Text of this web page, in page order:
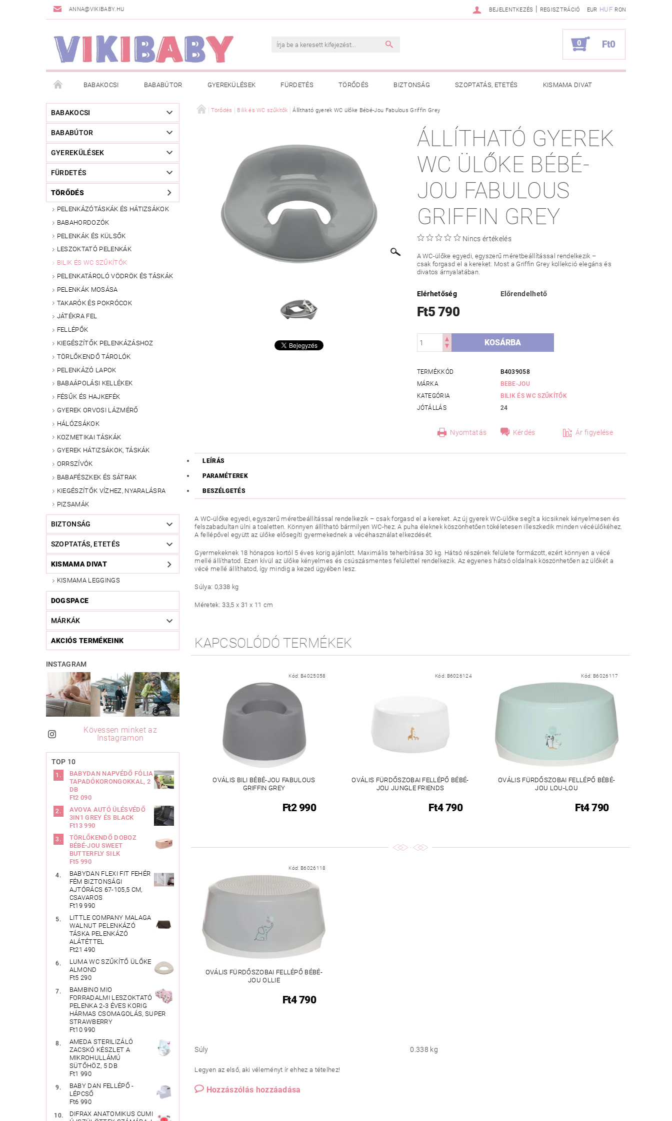
ANNA@VIKIBABY.HU EUR HUF RON
BEJELENTKEZÉS | REGISZTRÁCIÓ
0 Ft0
BABAKOCSI BABABÚTOR GYEREKÜLÉSEK FÜRDETÉS TÖRŐDÉS BIZTONSÁG SZOPTATÁS, ETETÉS KISMAMA DIVAT
DOGSPACE AKCIÓS TERMÉKEINK VÁSÁRLÁSI FELTÉTELEK ADATKEZELÉSI TÁJÉKOZTATÓ
TÖRZSVÁSÁRLÓI PROGRAM RÓLUNK HASZNOS TANÁCSOK RENDELÉSEM
BABAKOCSI
BABABÚTOR
GYEREKÜLÉSEK
FÜRDETÉS
TÖRŐDÉS
PELENKÁZÓTÁSKÁK ÉS HÁTIZSÁKOK
BABAHORDOZÓK
PELENKÁK ÉS KÜLSŐK
LESZOKTATÓ PELENKÁK
BILIK ÉS WC SZŰKÍTŐK
PELENKATÁROLÓ VÖDRÖK ÉS TÁSKÁK
PELENKÁK MOSÁSA
TAKARÓK ÉS POKRÓCOK
JÁTÉKRA FEL
FELLÉPŐK
KIEGÉSZÍTŐK PELENKÁZÁSHOZ
TÖRLŐKENDŐ TÁROLÓK
PELENKÁZÓ LAPOK
BABAÁPOLÁSI KELLÉKEK
FÉSŰK ÉS HAJKEFÉK
GYEREK ORVOSI LÁZMÉRŐ
HÁLÓZSÁKOK
KOZMETIKAI TÁSKÁK
GYEREK HÁTIZSÁKOK, TÁSKÁK
ORRSZÍVÓK
BABAFÉSZKEK ÉS SÁTRAK
KIEGÉSZÍTŐK VÍZHEZ, NYARALÁSRA
PIZSAMÁK
BIZTONSÁG
SZOPTATÁS, ETETÉS
KISMAMA DIVAT
KISMAMA LEGGINGS
DOGSPACE
MÁRKÁK
AKCIÓS TERMÉKEINK
INSTAGRAM
Kövessen minket az
Instagramon
TOP 10
BABYDAN NAPVÉDŐ FÓLIA
TAPADÓKORONGOKKAL, 2
DB
Ft2 090
AVOVA AUTÓ ÜLÉSVÉDŐ
3IN1 GREY ÉS BLACK
Ft13 990
TÖRLŐKENDŐ DOBOZ
BÉBÉ-JOU SWEET
BUTTERFLY SILK
Ft5 990
BABYDAN FLEXI FIT FEHÉR
FÉM BIZTONSÁGI
AJTÓRÁCS 67-105,5 CM,
CSAVAROS
Ft19 990
LITTLE COMPANY MALAGA
WALNUT PELENKÁZÓ
TÁSKA PELENKÁZÓ
ALÁTÉTTEL
Ft21 490
LUMA WC SZŰKÍTŐ ÜLŐKE
ALMOND
Ft5 290
BAMBINO MIO
FORRADALMI LESZOKTATÓ
PELENKA 2-3 ÉVES KORIG
HÁRMAS CSOMAGOLÁS, SUPER
STRAWBERRY
Ft10 990
AMEDA STERILIZÁLÓ
ZACSKÓ KÉSZLET A
MIKROHULLÁMÚ
SÜTŐHÖZ, 5 DB
Ft1 990
BABY DAN FELLÉPŐ -
LÉPCSŐ
Ft6 990
DIFRAX ANATOMIKUS CUMI
Törődés Bilik és WC szűkítők Állítható gyerek WC ülőke Bébé-Jou Fabulous Griffin Grey
ÁLLÍTHATÓ GYEREK
WC ÜLŐKE BÉBÉ-
JOU FABULOUS
GRIFFIN GREY
Nincs értékelés
A WC-ülőke egyedi, egyszerű méretbeállítással rendelkezik –
csak forgasd el a kereket. Most a Griffin Grey kollekció elegáns és
divatos árnyalatában.
Elérhetőség Előrendelhető
Ft5 790
TERMÉKKÓD
B4039058
MÁRKA
BEBE-JOU
KATEGÓRIA
BILIK ÉS WC SZŰKÍTŐK
JÓTÁLLÁS
24
Nyomtatás Kérdés Ár figyelése
LEÍRÁS
PARAMÉTEREK
BESZÉLGETÉS
A WC-ülőke egyedi, egyszerű méretbeállítással rendelkezik – csak forgasd el a kereket. Az új gyerek WC-ülőke segít a kicsiknek kényelmesen és
felszabadultan ülni a toaletten. Könnyen állítható bármilyen WC-hez. A puha éleknek köszönhetően tökéletesen illeszkedik minden vécéülőkéhez.
A fellépővel együtt az ülőke elősegíti gyermekednek a vécéhasználat elkezdését.
Gyermekeknek 18 hónapos kortól 5 éves korig ajánlott. Maximális teherbírása 30 kg. Hátsó részének felülete formázott, ezért könnyen a vécé
mellé állíthatod. Ezen kívül az ülőke kényelmes és csúszásmentes felülettel rendelkezik. Az egyenes hátsó oldalnak köszönhetően az ülőkét a
vécé mellé állíthatod, így mindig a kezed ügyében lesz.
Súlya: 0,338 kg
Méretek: 33,5 x 31 x 11 cm
KAPCSOLÓDÓ TERMÉKEK
Kód: B4025058
OVÁLIS BILI BÉBÉ-JOU FABULOUS
GRIFFIN GREY
Ft2 990
Kód: B6026124
OVÁLIS FÜRDŐSZOBAI FELLÉPŐ BÉBÉ-
JOU JUNGLE FRIENDS
Ft4 790
Kód: B6026117
OVÁLIS FÜRDŐSZOBAI FELLÉPŐ BÉBÉ-
JOU LOU-LOU
Ft4 790
Kód: B6026118
OVÁLIS FÜRDŐSZOBAI FELLÉPŐ BÉBÉ-
JOU OLLIE
Ft4 790
Súly 0.338 kg
Legyen az első, aki véleményt ír ehhez a tételhez!
Hozzászólás hozzáadása